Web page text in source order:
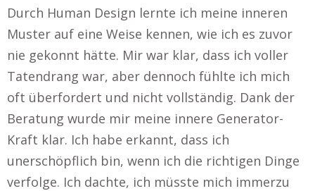
Durch Human Design lernte ich meine inneren
Muster auf eine Weise kennen, wie ich es zuvor
nie gekonnt hätte. Mir war klar, dass ich voller
Tatendrang war, aber dennoch fühlte ich mich
oft überfordert und nicht vollständig. Dank der
Beratung wurde mir meine innere Generator-
Kraft klar. Ich habe erkannt, dass ich
unerschöpflich bin, wenn ich die richtigen Dinge
verfolge. Ich dachte, ich müsste mich immerzu